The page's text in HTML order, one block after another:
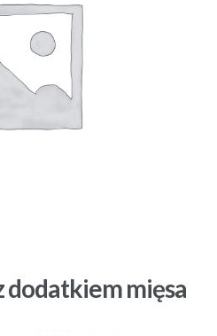
dodatkiem mięsa